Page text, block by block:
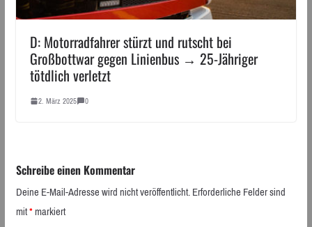
D: Motorradfahrer stürzt und rutscht bei
Großbottwar gegen Linienbus → 25-Jähriger
tötdlich verletzt
2. März 2025 0
Schreibe einen Kommentar
Deine E-Mail-Adresse wird nicht veröffentlicht.Erforderliche Felder sind
mit*markiert